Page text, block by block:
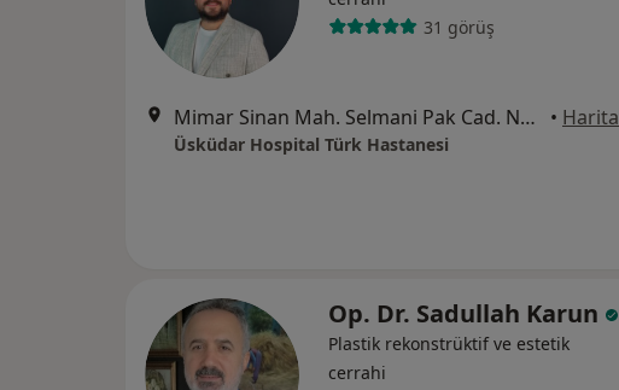
31 görüş
Mimar Sinan Mah. Selmani Pak Cad. No:72, İstanbul • Harita
Üsküdar Hospital Türk Hastanesi
Op. Dr. Sadullah Karun
Plastik rekonstrüktif ve estetik
cerrahi